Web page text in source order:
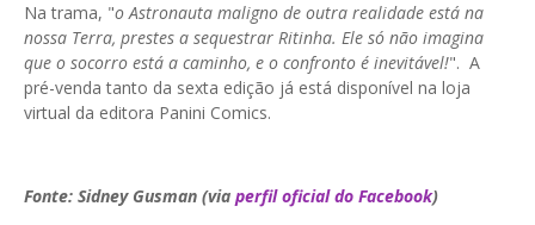
Na trama, "o Astronauta maligno de outra realidade está na
nossa Terra, prestes a sequestrar Ritinha. Ele só não imagina
que o socorro está a caminho, e o confronto é inevitável!". A
pré-venda tanto da sexta edição já está disponível na loja
virtual da editora Panini Comics.
Fonte: Sidney Gusman (via perfil oficial do Facebook)